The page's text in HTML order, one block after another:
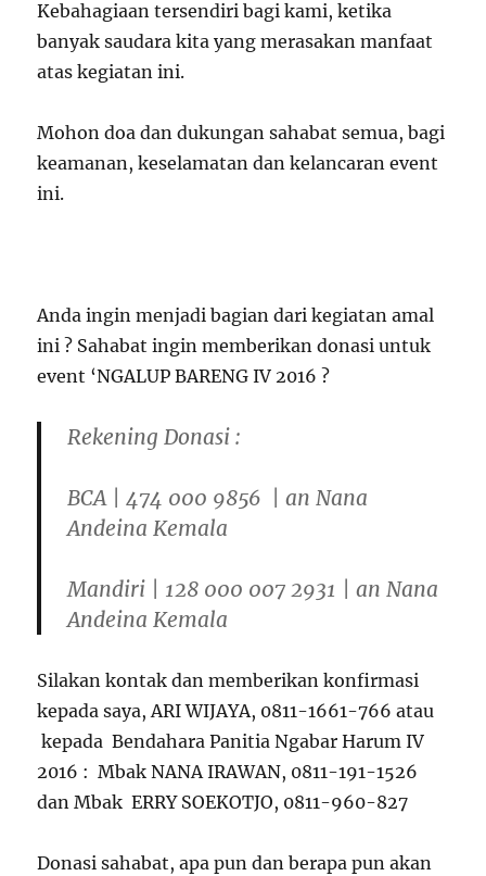
Kebahagiaan tersendiri bagi kami, ketika
banyak saudara kita yang merasakan manfaat
atas kegiatan ini.
Mohon doa dan dukungan sahabat semua, bagi
keamanan, keselamatan dan kelancaran event
ini.
Anda ingin menjadi bagian dari kegiatan amal
ini ? Sahabat ingin memberikan donasi untuk
event ‘NGALUP BARENG IV 2016 ?
Rekening Donasi :
BCA | 474 000 9856 | an Nana
Andeina Kemala
Mandiri | 128 000 007 2931 | an Nana
Andeina Kemala
Silakan kontak dan memberikan konfirmasi
kepada saya, ARI WIJAYA, 0811-1661-766 atau
kepada Bendahara Panitia Ngabar Harum IV
2016 : Mbak NANA IRAWAN, 0811-191-1526
dan Mbak ERRY SOEKOTJO, 0811-960-827
Donasi sahabat, apa pun dan berapa pun akan